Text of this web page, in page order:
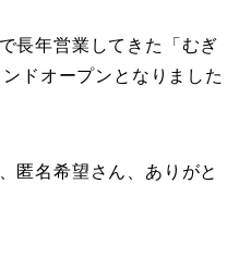
長年営業してきた「むぎ
ドオープンとなりました
匿名希望さん、ありがと